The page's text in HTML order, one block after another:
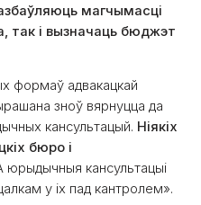
магчымасці
так і вызначаць бюджэт
формаў адвакацкай
зноў вярнуцца да
кансультацый. Ніякіх
бюро і
юрыдычныя кансультацыі
у іх пад кантролем».